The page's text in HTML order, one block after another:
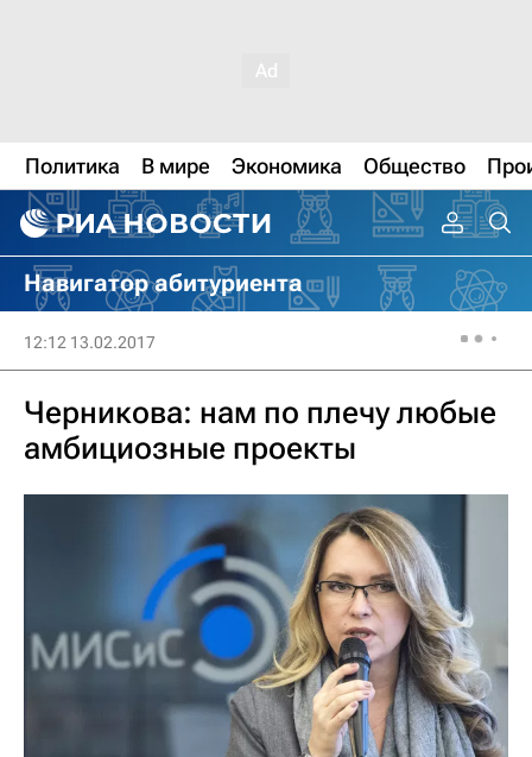
Политика В мире Экономика Общество
Навигатор абитуриента
12:12 13.02.2017
Черникова: нам по плечу любые
амбициозные проекты